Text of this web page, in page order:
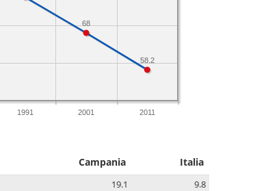
1991 2001 2011
58.2
68
Campania Italia
19.1
9.8